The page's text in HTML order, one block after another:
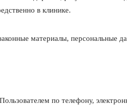
в клинике.
материалы, персональные
по телефону,